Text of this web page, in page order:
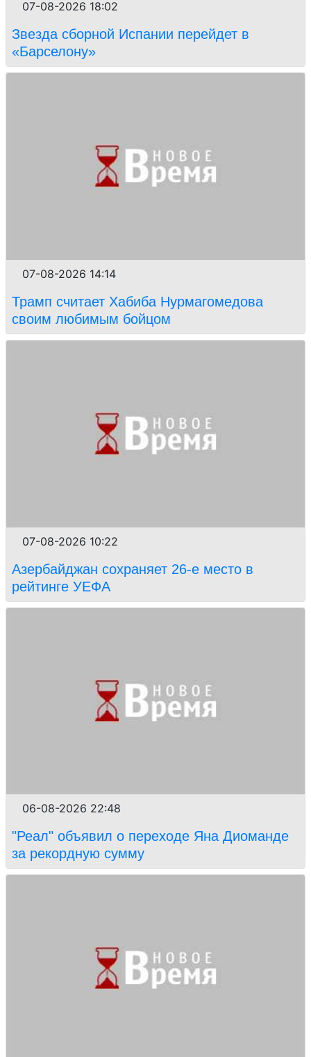
07-08-2026 18:02
Звезда сборной Испании перейдет в
«Барселону»
07-08-2026 14:14
Трамп считает Хабиба Нурмагомедова
своим любимым бойцом
07-08-2026 10:22
Азербайджан сохраняет 26-е место в
рейтинге УЕФА
06-08-2026 22:48
"Реал" объявил о переходе Яна Диоманде
за рекордную сумму